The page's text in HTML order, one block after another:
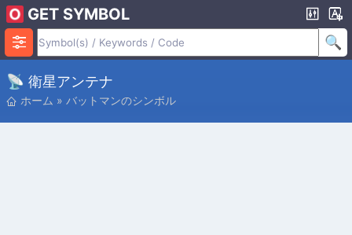
GET SYMBOL
📡 衛星アンテナ
ホーム » バットマンのシンボル